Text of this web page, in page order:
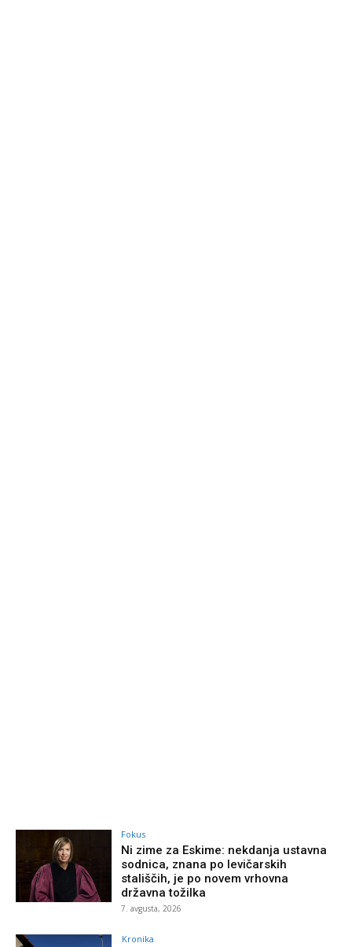
Fokus
Ni zime za Eskime: nekdanja ustavna
sodnica, znana po levičarskih
stališčih, je po novem vrhovna
državna tožilka
7. avgusta, 2026
Kronika